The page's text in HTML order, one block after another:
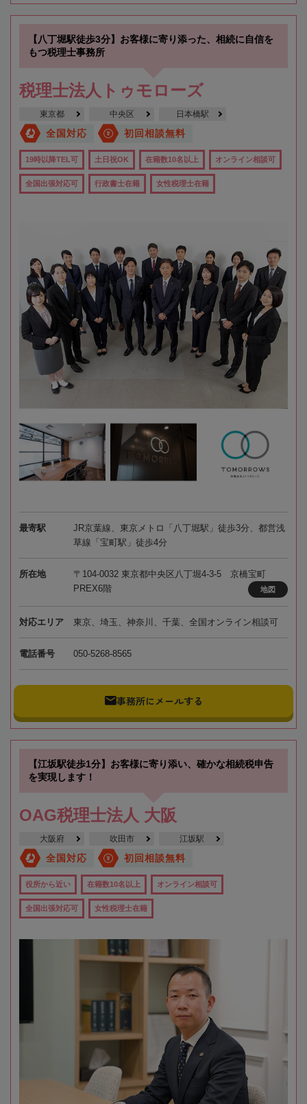
【八丁堀駅徒歩3分】お客様に寄り添った、相続に自信を
もつ税理士事務所
税理士法人トゥモローズ
東京都 中央区 日本橋駅
全国対応 初回相談無料
19時以降TEL可 土日祝OK 在籍数10名以上 オンライン相談可
全国出張対応可 行政書士在籍 女性税理士在籍
最寄駅
JR京葉線、東京メトロ「八丁堀駅」徒歩3分、都営浅
草線「宝町駅」徒歩4分
所在地
〒104-0032 東京都中央区八丁堀4-3-5 京橋宝町
PREX6階
地図
対応エリア 東京、埼玉、神奈川、千葉、全国オンライン相談可
電話番号 050-5268-8565
事務所にメールする
【江坂駅徒歩1分】お客様に寄り添い、確かな相続税申告
を実現します！
OAG税理士法人 大阪
大阪府 吹田市 江坂駅
全国対応 初回相談無料
役所から近い 在籍数10名以上 オンライン相談可
全国出張対応可 女性税理士在籍